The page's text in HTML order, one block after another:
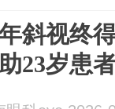
斜视终
23岁患